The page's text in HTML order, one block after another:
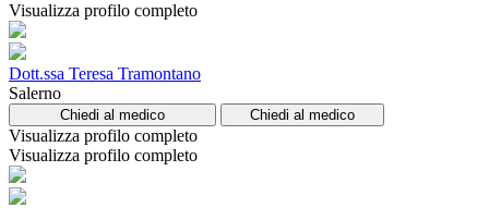
Visualizza profilo completo
Dott.ssa Teresa Tramontano
Salerno
Chiedi al medico Chiedi al medico
Visualizza profilo completo
Visualizza profilo completo